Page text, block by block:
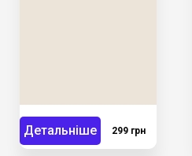
Детальніше 299 грн